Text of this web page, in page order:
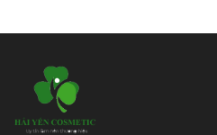
Liên Hệ Mua Hàng
Trâu Qùy,Gia Lâm, HN